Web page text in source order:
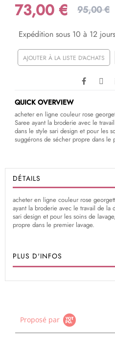
73,00 € 95,00 €
Expédition sous 10 à 12 jours
AJOUTER À LA LISTE D'ACHATS
QUICK OVERVIEW
acheter en ligne couleur rose
Saree ayant la broderie avec le
dans le style sari design et pour les
suggérons de sécher propre dans le
DÉTAILS
acheter en ligne couleur rose
ayant la broderie avec le travail de la
sari design et pour les soins de
propre dans le premier lavage.
PLUS D'INFOS
Proposé par